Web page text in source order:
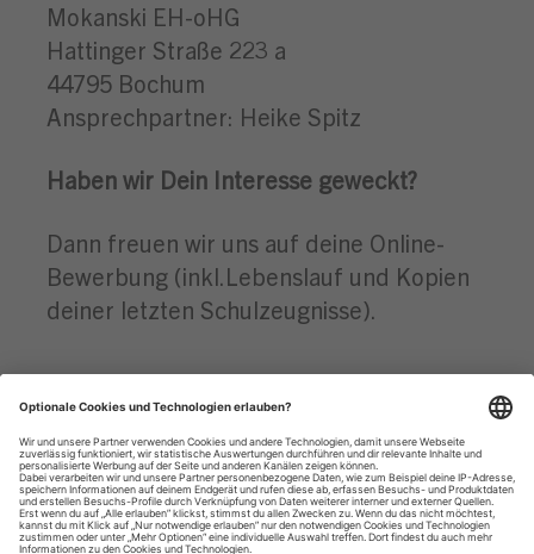
Mokanski EH-oHG
Hattinger Straße 223 a
44795 Bochum
Ansprechpartner: Heike Spitz
Haben wir Dein Interesse geweckt?
Dann freuen wir uns auf deine Online-
Bewerbung (inkl.Lebenslauf und Kopien
deiner letzten Schulzeugnisse).
Datenschutzhinweise
Impressum